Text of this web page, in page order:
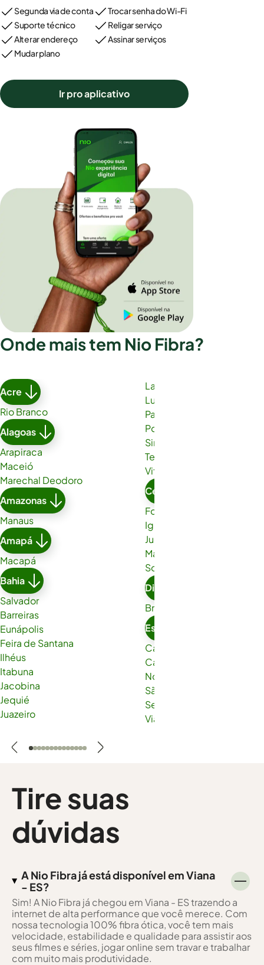
Segunda via de conta
Suporte técnico
Alterar endereço
Mudar plano
Trocar senha do Wi-Fi
Religar serviço
Assinar serviços
Ir pro aplicativo
Onde mais tem Nio Fibra?
Acre
Rio Branco
Alagoas
Arapiraca
Maceió
Marechal Deodoro
Amazonas
Manaus
Amapá
Macapá
Bahia
Salvador
Barreiras
Eunápolis
Feira de Santana
Ilhéus
Itabuna
Jacobina
Jequié
Juazeiro
Lauro de Freitas
Luís Eduardo Magalhães
Paulo Afonso
Porto Seguro
Simões Filho
Teixeira de Freitas
Vitória da Conquista
Ceará
Fortaleza
Iguatu
Juazeiro do Norte
Maracanaú
Sobral
Distrito Federal
Brasília
Espírito Santo
Cachoeiro de Itapemirim
Cariacica
Nova Venécia
São Gabriel da Palha
Serra
Viana
Tire suas
dúvidas
A Nio Fibra já está disponível em Viana
- ES?
Sim! A Nio Fibra já chegou em Viana - ES trazendo a
internet de alta performance que você merece. Com
nossa tecnologia 100% fibra ótica, você tem mais
velocidade, estabilidade e qualidade para assistir aos
seus filmes e séries, jogar online sem travar e trabalhar
com muito mais produtividade.